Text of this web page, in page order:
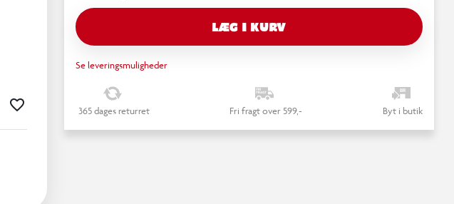
LÆG I KURV
Se leveringsmuligheder
365 dages returret Fri fragt over 599,- Byt i butik